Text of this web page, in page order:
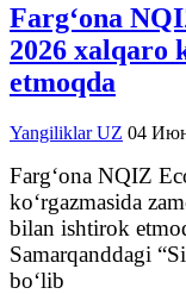
Farg‘ona
2026 xalqaro
etmoqda
Yangiliklar UZ 04
Farg‘ona NQIZ
ko‘rgazmasida
bilan ishtirok
Samarqanddagi
bo‘lib